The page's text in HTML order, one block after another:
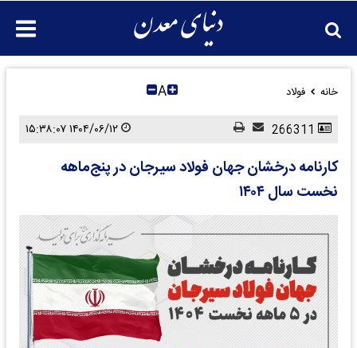
خانه فولاد A
کارنامه درخشان جهان فولاد سیرجان در پنج‌ماهه
نخست سال ۱۴۰۴